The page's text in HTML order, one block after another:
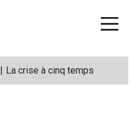
La crise à cinq temps